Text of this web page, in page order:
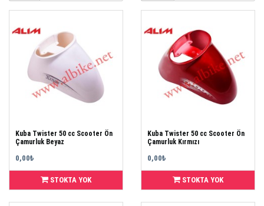
Kuba Twister 50 cc Scooter Ön
Çamurluk Beyaz
0,00₺
STOKTA YOK
Kuba Twister 50 cc Scooter Ön
Çamurluk Kırmızı
0,00₺
STOKTA YOK